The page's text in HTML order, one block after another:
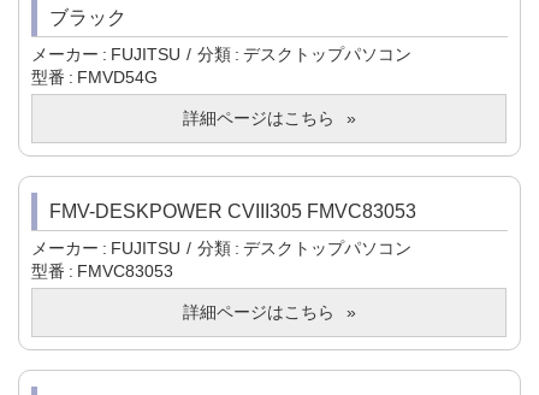
ブラック
メーカー FUJITSU 分類
デスクトップパソコン
型番
FMVD54G
詳細ページはこちら
FMV-DESKPOWER CVIII305 FMVC83053
メーカー FUJITSU 分類
デスクトップパソコン
型番
FMVC83053
詳細ページはこちら